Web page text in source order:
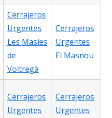
Cerrajeros
Urgentes
Les Masies
de
Voltregà
Cerrajeros
Urgentes
El Masnou
Cerrajeros
Urgentes
Cerrajeros
Urgentes